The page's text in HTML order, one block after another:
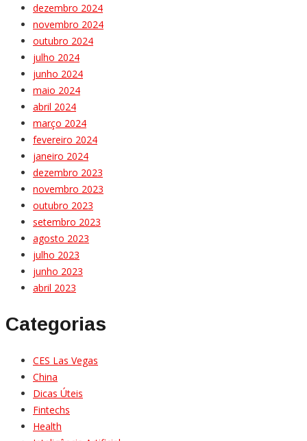
dezembro 2024
novembro 2024
outubro 2024
julho 2024
junho 2024
maio 2024
abril 2024
março 2024
fevereiro 2024
janeiro 2024
dezembro 2023
novembro 2023
outubro 2023
setembro 2023
agosto 2023
julho 2023
junho 2023
abril 2023
Categorias
CES Las Vegas
China
Dicas Úteis
Fintechs
Health